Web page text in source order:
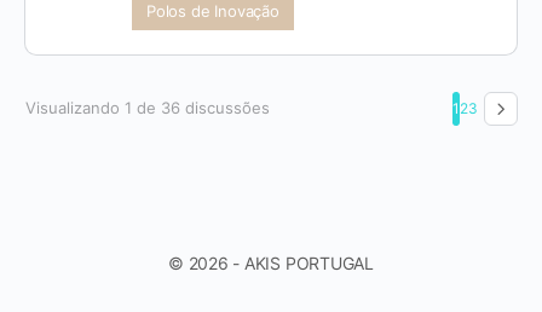
Polos de Inovação
Visualizando 1 de 36 discussões 1 23
© 2026 - AKIS PORTUGAL